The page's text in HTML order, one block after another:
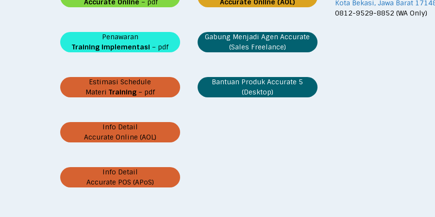
Penawaran
Training Implementasi – pdf
Estimasi Schedule
Materi Training – pdf
Info Detail
Accurate Online (AOL)
Info Detail
Accurate POS (APoS)
Gabung Menjadi Agen Accurate
(Sales Freelance)
Bantuan Produk Accurate 5
(Desktop)
Kota Bekasi, Jawa Barat
0812-9529-8852 (WA Only)